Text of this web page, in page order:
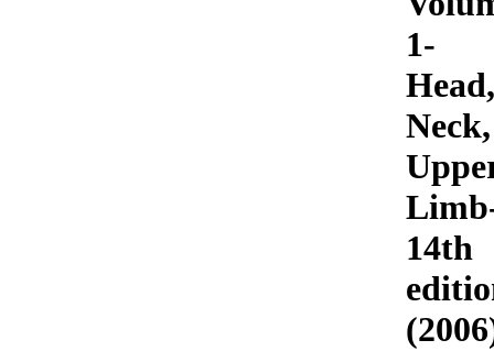
1-
Head,
Neck,
14th